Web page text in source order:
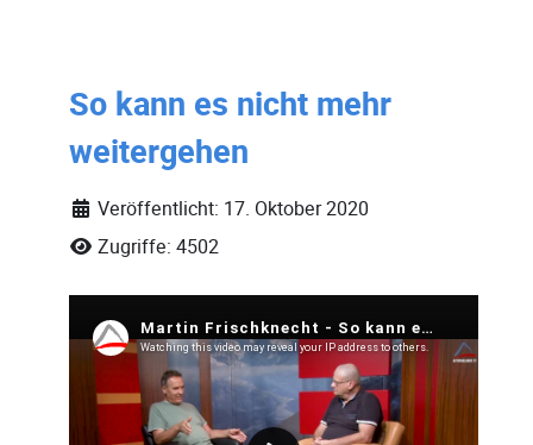
So kann es nicht mehr
weitergehen
Veröffentlicht: 17. Oktober 2020
Zugriffe: 4502